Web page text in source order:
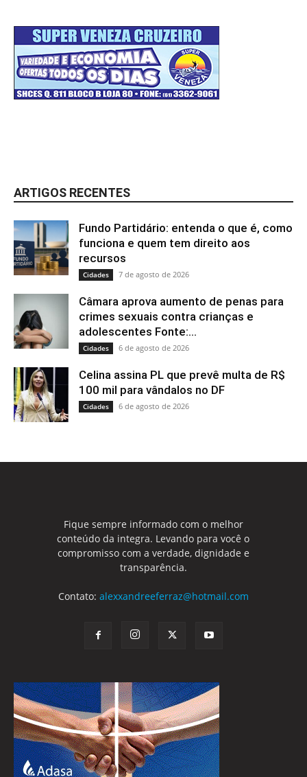
ARTIGOS RECENTES
Fundo Partidário: entenda o que é, como
funciona e quem tem direito aos
recursos
Cidades 7 de agosto de 2026
Câmara aprova aumento de penas para
crimes sexuais contra crianças e
adolescentes Fonte:...
Cidades 6 de agosto de 2026
Celina assina PL que prevê multa de R$
100 mil para vândalos no DF
Cidades 6 de agosto de 2026
Fique sempre informado com o melhor
conteúdo da integra. Levando para você o
compromisso com a verdade, dignidade e
transparência.
Contato: alexxandreeferraz@hotmail.com